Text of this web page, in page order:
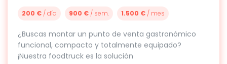
200 € / día 900 € / sem. 1.500 € / mes
¿Buscas montar un punto de venta gastronómico
funcional, compacto y totalmente equipado?
¡Nuestra foodtruck es la solución